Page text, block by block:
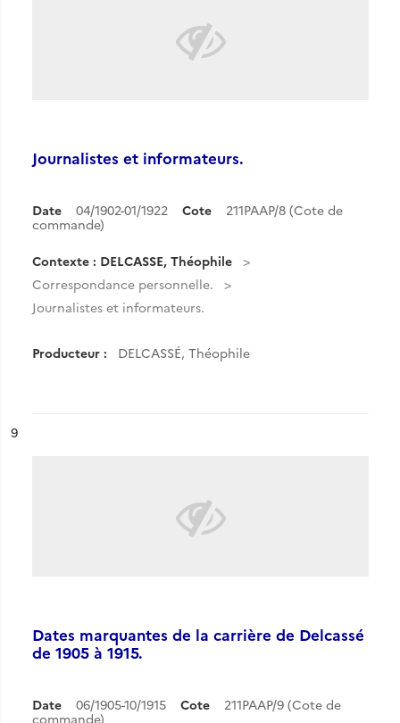
Journalistes et informateurs.
Date 04/1902-01/1922 Cote
211PAAP/8 (Cote de
commande)
Contexte : DELCASSE, Théophile
Correspondance personnelle.
Journalistes et informateurs.
Producteur : DELCASSÉ, Théophile
n°
9
Dates marquantes de la carrière de Delcassé
de 1905 à 1915.
Date 06/1905-10/1915 Cote
211PAAP/9 (Cote de
commande)